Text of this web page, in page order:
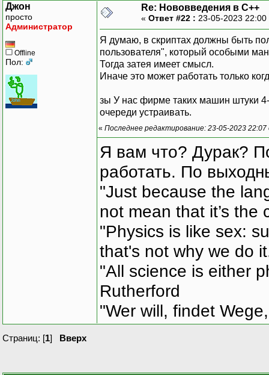
Джон
просто
Администратор
Offline
Пол:
Re: Нововведения в С++
« Ответ #22 : 23-05-2023
Я думаю, в скриптах должны быть
пользователя", который особыми
Тогда затея имеет смысл.
Иначе это может работать только
зы У нас фирме таких машин штуки 4-
очереди устраивать.
« Последнее редактирование: 23-05-2023
Я вам что? Дурак?
работать. По
"Just because the
not mean that it’s the
"Physics is like sex:
that's not why we do
"All science is either
Rutherford
"Wer will, findet
Страниц: [1] Вверх